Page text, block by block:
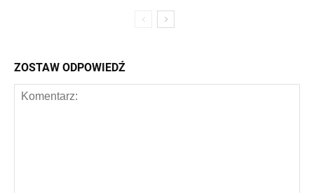
ZOSTAW ODPOWIEDŹ